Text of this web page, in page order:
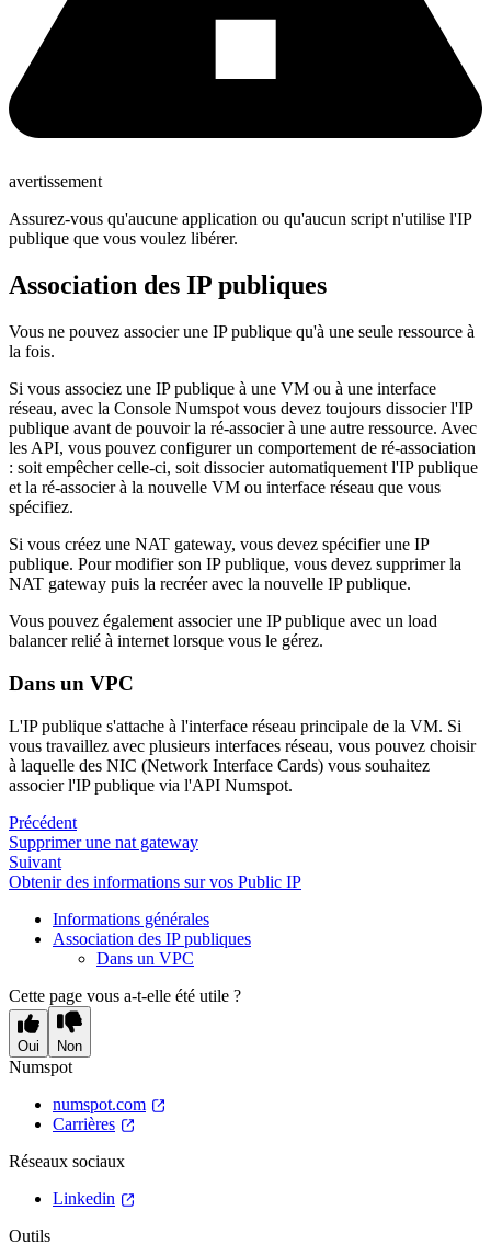
avertissement
Assurez-vous qu'aucune application ou qu'aucun script n'utilise l'IP
publique que vous voulez libérer.
Association des IP publiques
Vous ne pouvez associer une IP publique qu'à une seule ressource à
la fois.
Si vous associez une IP publique à une VM ou à une interface
réseau, avec la Console Numspot vous devez toujours dissocier l'IP
publique avant de pouvoir la ré-associer à une autre ressource. Avec
les API, vous pouvez configurer un comportement de ré-association
: soit empêcher celle-ci, soit dissocier automatiquement l'IP publique
et la ré-associer à la nouvelle VM ou interface réseau que vous
spécifiez.
Si vous créez une NAT gateway, vous devez spécifier une IP
publique. Pour modifier son IP publique, vous devez supprimer la
NAT gateway puis la recréer avec la nouvelle IP publique.
Vous pouvez également associer une IP publique avec un load
balancer relié à internet lorsque vous le gérez.
Dans un VPC
L'IP publique s'attache à l'interface réseau principale de la VM. Si
vous travaillez avec plusieurs interfaces réseau, vous pouvez choisir
à laquelle des NIC (Network Interface Cards) vous souhaitez
associer l'IP publique via l'API Numspot.
Précédent
Supprimer une nat gateway
Suivant
Obtenir des informations sur vos Public IP
Informations générales
Association des IP publiques
Dans un VPC
Cette page vous a-t-elle été utile ?
Oui Non
Numspot
numspot.com
Carrières
Réseaux sociaux
Linkedin
Outils